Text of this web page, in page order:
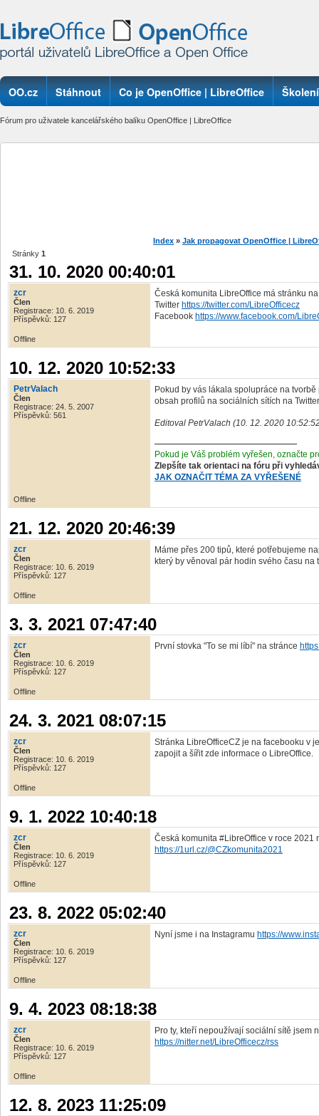
OO.cz Stáhnout Co je OpenOffice | LibreOffice Školení
Fórum pro uživatele kancelářského balíku OpenOffice | LibreOffice
Index » Jak propagovat OpenOffice |
Stránky 1
31. 10. 2020 00:40:01
zcr
Člen
Registrace: 10. 6. 2019
Příspěvků: 127
Česká komunita LibreOffice má stránku
Twitter https://twitter.com/LibreOfficecz
Facebook https://www.facebook.com/
Offline
10. 12. 2020 10:52:33
PetrValach
Člen
Registrace: 24. 5. 2007
Příspěvků: 561
Pokud by vás lákala spolupráce na
obsah profilů na sociálních sítích na
Editoval PetrValach (10. 12. 2020
Pokud je Váš problém vyřešen, označte
Zlepšíte tak orientaci na fóru při
JAK OZNAČIT TÉMA ZA VYŘEŠENÉ
Offline
21. 12. 2020 20:46:39
zcr
Člen
Registrace: 10. 6. 2019
Příspěvků: 127
Máme přes 200 tipů, které potřebujeme
který by věnoval pár hodin svého času
Offline
3. 3. 2021 07:47:40
zcr
Člen
Registrace: 10. 6. 2019
Příspěvků: 127
První stovka "To se mi líbí" na stránce
Offline
24. 3. 2021 08:07:15
zcr
Člen
Registrace: 10. 6. 2019
Příspěvků: 127
Stránka LibreOfficeCZ je na facebooku v
zapojit a šířit zde informace o LibreOffice.
Offline
9. 1. 2022 10:40:18
zcr
Člen
Registrace: 10. 6. 2019
Příspěvků: 127
Česká komunita #LibreOffice v roce
https://1url.cz/@CZkomunita2021
Offline
23. 8. 2022 05:02:40
zcr
Člen
Registrace: 10. 6. 2019
Příspěvků: 127
Nyní jsme i na Instagramu https://
Offline
9. 4. 2023 08:18:38
zcr
Člen
Registrace: 10. 6. 2019
Příspěvků: 127
Pro ty, kteří nepoužívají sociální sítě jsem
https://nitter.net/LibreOfficecz/rss
Offline
12. 8. 2023 11:25:09